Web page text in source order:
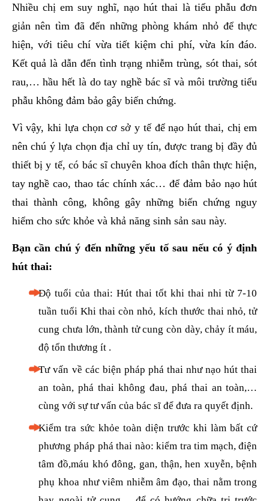
Nhiều chị em suy nghĩ, nạo hút thai là tiểu phẫu đơn
giản nên tìm đã đến những phòng khám nhỏ để thực
hiện, với tiêu chí vừa tiết kiệm chi phí, vừa kín đáo.
Kết quả là dẫn đến tình trạng nhiễm trùng, sót thai, sót
rau,… hầu hết là do tay nghề bác sĩ và môi trường tiểu
phẫu không đảm bảo gây biến chứng.
Vì vậy, khi lựa chọn cơ sở y tế để nạo hút thai, chị em
nên chú ý lựa chọn địa chỉ uy tín, được trang bị đầy đủ
thiết bị y tế, có bác sĩ chuyên khoa đích thân thực hiện,
tay nghề cao, thao tác chính xác… để đảm bảo nạo hút
thai thành công, không gây những biến chứng nguy
hiểm cho sức khỏe và khả năng sinh sản sau này.
Bạn cần chú ý đến những yếu tố sau nếu có ý định
hút thai:
Độ tuổi của thai: Hút thai tốt khi thai nhi từ 7-10
tuần tuổi Khi thai còn nhỏ, kích thước thai nhỏ, tử
cung chưa lớn, thành tử cung còn dày, chảy ít máu,
độ tổn thương ít .
Tư vấn về các biện pháp phá thai như nạo hút thai
an toàn, phá thai không đau, phá thai an toàn,…
cùng với sự tư vấn của bác sĩ để đưa ra quyết định.
Kiểm tra sức khỏe toàn diện trước khi làm bất cứ
phương pháp phá thai nào: kiểm tra tim mạch, điện
tâm đồ,máu khó đông, gan, thận, hen xuyễn, bệnh
phụ khoa như viêm nhiễm âm đạo, thai nằm trong